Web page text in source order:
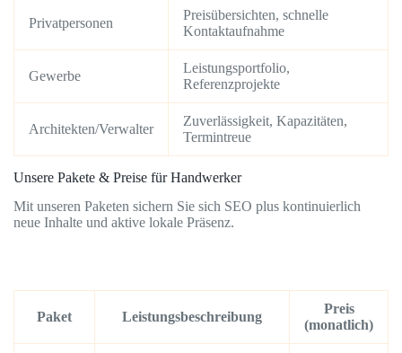
Privatpersonen
Preisübersichten, schnelle
Kontaktaufnahme
Gewerbe
Leistungsportfolio,
Referenzprojekte
Architekten/Verwalter
Zuverlässigkeit, Kapazitäten,
Termintreue
Unsere Pakete & Preise für Handwerker
Mit unseren Paketen sichern Sie sich SEO plus kontinuierlich
neue Inhalte und aktive lokale Präsenz.
Paket Leistungsbeschreibung
Preis
(monatlich)